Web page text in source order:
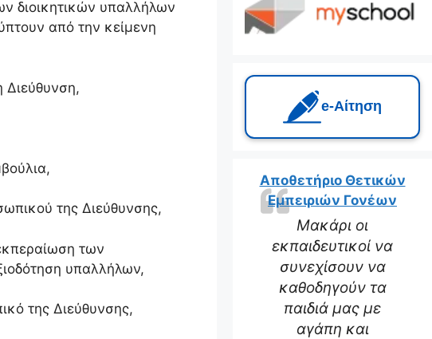
διοικητικών υπαλλήλων
από την κείμενη
Διεύθυνση,
της Διεύθυνσης,
των
υπαλλήλων,
της Διεύθυνσης,
e‑Αίτηση
Μακάρι οι
εκπαιδευτικοί να
συνεχίσουν να
καθοδηγούν τα
παιδιά μας με
αγάπη και
Αποθετήριο Θετικών
Εμπειριών Γονέων